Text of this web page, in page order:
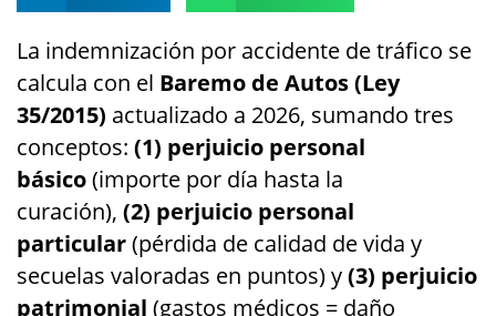
La indemnización por accidente de tráfico se
calcula con el Baremo de Autos (Ley
35/2015) actualizado a 2026, sumando tres
conceptos: (1) perjuicio personal
básico(importe por día hasta la
curación), (2) perjuicio personal
particular(pérdida de calidad de vida y
secuelas valoradas en puntos) y(3) perjuicio
patrimonial (gastos médicos = daño